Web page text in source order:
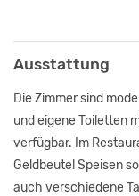
Ausstattung
Die Zimmer sind
und eigene Toiletten
verfügbar. Im
Geldbeutel Speisen
auch verschiedene